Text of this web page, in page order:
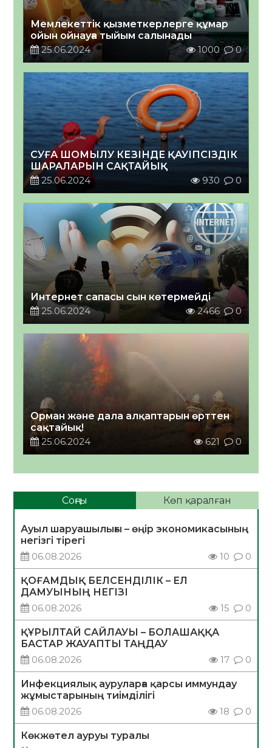
Мемлекеттік қызметкерлерге құмар
ойын ойнауға тыйым салынады
25.06.2024
1000 0
СУҒА ШОМЫЛУ КЕЗІНДЕ ҚАУІПСІЗДІК
ШАРАЛАРЫН САҚТАЙЫҚ
25.06.2024
930 0
Интернет сапасы сын көтермейді
25.06.2024
2466 0
Орман және дала алқаптарын өрттен
сақтайық!
25.06.2024
621 0
Соңғы Көп қаралған
Ауыл шаруашылығы – өңір экономикасының
негізгі тірегі
06.08.2026
10 0
ҚОҒАМДЫҚ БЕЛСЕНДІЛІК – ЕЛ
ДАМУЫНЫҢ НЕГІЗІ
06.08.2026
15 0
ҚҰРЫЛТАЙ САЙЛАУЫ – БОЛАШАҚҚА
БАСТАР ЖАУАПТЫ ТАҢДАУ
06.08.2026
17 0
Инфекциялық ауруларға қарсы иммундау
жұмыстарының тиімділігі
06.08.2026
18 0
Көкжөтел ауруы туралы